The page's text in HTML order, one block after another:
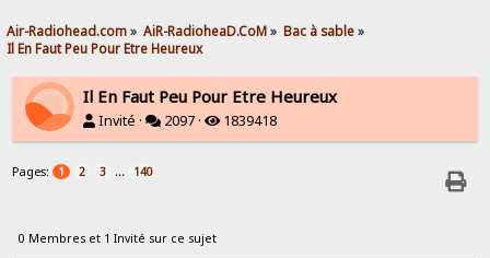
Air-Radiohead.com» AiR-RadioheaD.CoM» Bac à sable»
Il En Faut Peu Pour Etre Heureux
Il En Faut Peu Pour Etre Heureux
Invité · 2097 · 1839418
Pages: 1 2 3 ... 140
0 Membres et 1 Invité sur ce sujet